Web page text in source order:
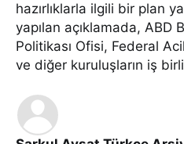
hazırlıklarla ilgili bir plan
yapılan açıklamada, ABD
Politikası Ofisi, Federal
ve diğer kuruluşların iş